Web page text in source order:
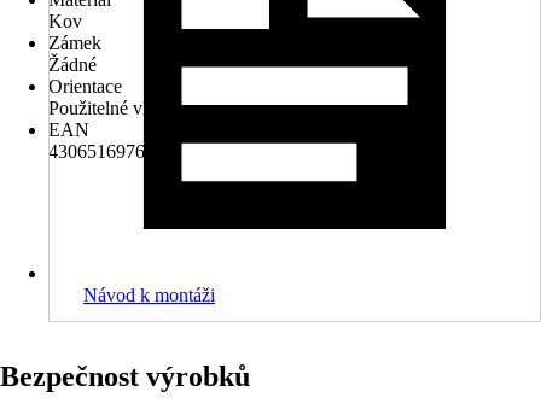
Kov
Zámek
Žádné
Orientace
Použitelné vlevo/ vpravo
EAN
4306516976065
Návod k montáži
Bezpečnost výrobků